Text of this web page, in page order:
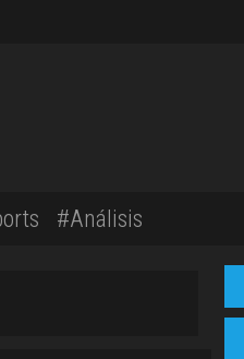
#Análisis